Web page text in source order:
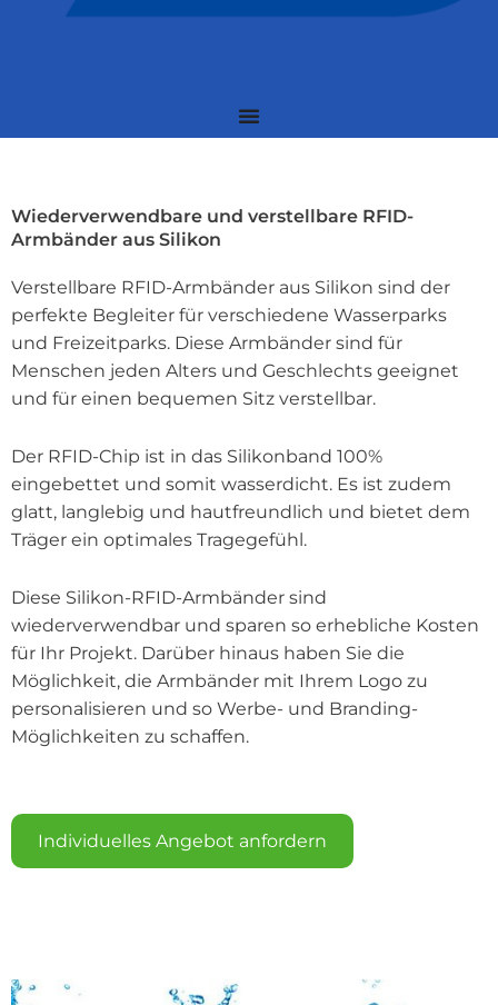
Wiederverwendbare und verstellbare RFID-
Armbänder aus Silikon
Verstellbare RFID-Armbänder aus Silikon sind der
perfekte Begleiter für verschiedene Wasserparks
und Freizeitparks. Diese Armbänder sind für
Menschen jeden Alters und Geschlechts geeignet
und für einen bequemen Sitz verstellbar.
Der RFID-Chip ist in das Silikonband 100%
eingebettet und somit wasserdicht. Es ist zudem
glatt, langlebig und hautfreundlich und bietet dem
Träger ein optimales Tragegefühl.
Diese Silikon-RFID-Armbänder sind
wiederverwendbar und sparen so erhebliche Kosten
für Ihr Projekt. Darüber hinaus haben Sie die
Möglichkeit, die Armbänder mit Ihrem Logo zu
personalisieren und so Werbe- und Branding-
Möglichkeiten zu schaffen.
Individuelles Angebot anfordern